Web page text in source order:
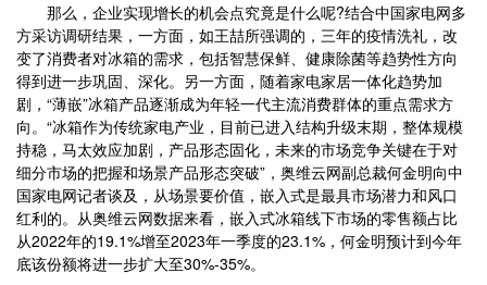
那么，企业实现增长的机会点究竟是什么呢?结合中国家电网多
方采访调研结果，一方面，如王喆所强调的，三年的疫情洗礼，改
变了消费者对冰箱的需求，包括智慧保鲜、健康除菌等趋势性方向
得到进一步巩固、深化。另一方面，随着家电家居一体化趋势加
剧，“薄嵌”冰箱产品逐渐成为年轻一代主流消费群体的重点需求方
向。“冰箱作为传统家电产业，目前已进入结构升级末期，整体规模
持稳，马太效应加剧，产品形态固化，未来的市场竞争关键在于对
细分市场的把握和场景产品形态突破”，奥维云网副总裁何金明向中
国家电网记者谈及，从场景要价值，嵌入式是最具市场潜力和风口
红利的。从奥维云网数据来看，嵌入式冰箱线下市场的零售额占比
从2022年的19.1%增至2023年一季度的23.1%，何金明预计到今年
底该份额将进一步扩大至30%-35%。